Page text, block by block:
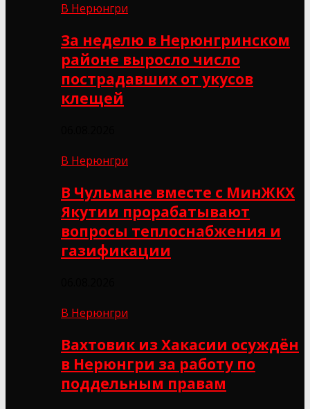
В Нерюнгри
За неделю в Нерюнгринском
районе выросло число
пострадавших от укусов
клещей
В Нерюнгри
В Чульмане вместе с МинЖКХ
Якутии прорабатывают
вопросы теплоснабжения и
газификации
В Нерюнгри
Вахтовик из Хакасии осуждён
в Нерюнгри за работу по
поддельным правам